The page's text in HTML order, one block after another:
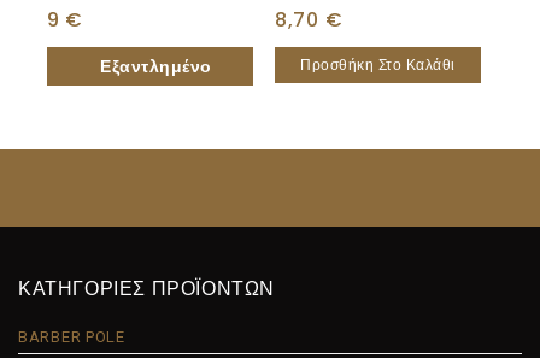
Sparkler 300ml
9 €
Δυνατό Κράτημα 500ml
8,70 €
Προσθήκη Στο Καλάθι
ΚΑΤΗΓΟΡΙΕΣ ΠΡΟΪΟΝΤΩΝ
BARBER POLE